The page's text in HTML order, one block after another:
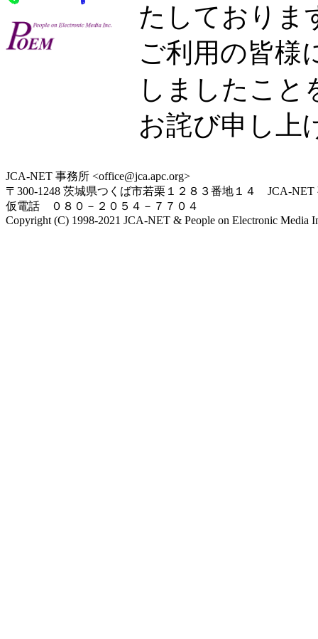
たしておりま
ご利用の皆様
しましたこと
お詫び申し上
JCA-NET 事務所 <office@jca.apc.org>
〒300-1248 茨城県つくば市若栗１２８３番地１４ JCA-NET
仮電話 ０８０－２０５４－７７０４
Copyright (C) 1998-2021 JCA-NET & People on Electronic Media